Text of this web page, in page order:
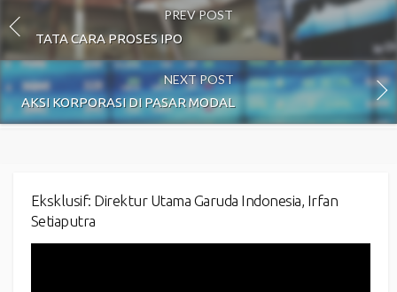
PREV POST
TATA CARA PROSES IPO
NEXT POST
AKSI KORPORASI DI PASAR MODAL
Eksklusif: Direktur Utama Garuda Indonesia, Irfan
Setiaputra